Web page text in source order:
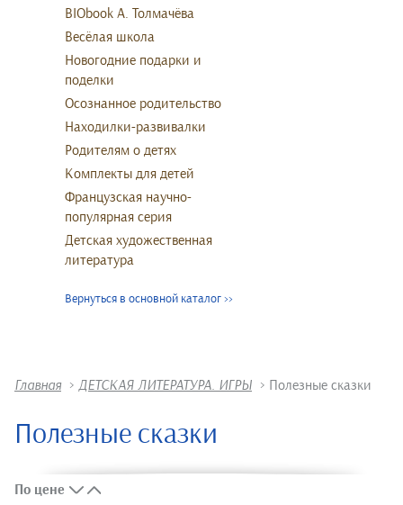
BIObook А. Толмачёва
Весёлая школа
Новогодние подарки и
поделки
Осознанное родительство
Находилки-развивалки
Родителям о детях
Комплекты для детей
Французская научно-
популярная серия
Детская художественная
литература
Вернуться в основной каталог>>
Главная > ДЕТСКАЯ ЛИТЕРАТУРА. ИГРЫ > Полезные сказки
Полезные сказки
По цене